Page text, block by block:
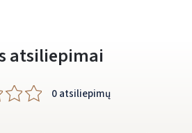
atsiliepimai
0 atsiliepimų